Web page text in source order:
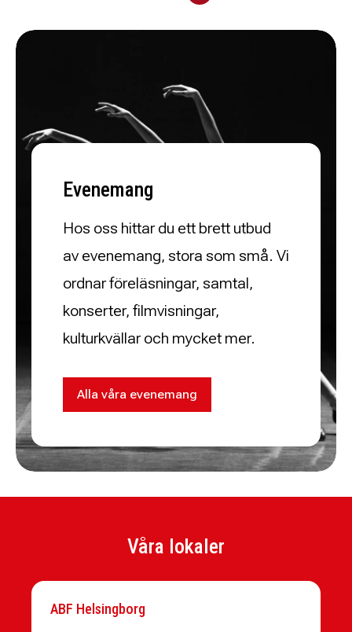
Evenemang
Hos oss hittar du ett brett utbud
av evenemang, stora som små. Vi
ordnar föreläsningar, samtal,
konserter, filmvisningar,
kulturkvällar och mycket mer.
Alla våra evenemang
Våra lokaler
ABF Helsingborg